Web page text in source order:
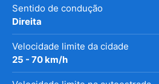
Sentido de condução
Direita
Velocidade limite da cidade
25 - 70 km/h